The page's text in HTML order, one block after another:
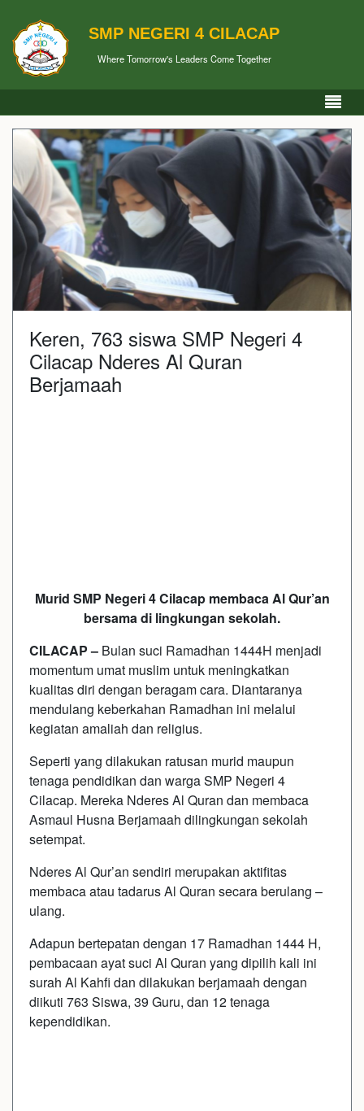
SMP NEGERI 4 CILACAP
Where Tomorrow's Leaders Come Together
Keren, 763 siswa SMP Negeri 4
Cilacap Nderes Al Quran
Berjamaah
Murid SMP Negeri 4 Cilacap membaca Al Qur’an
bersama di lingkungan sekolah.
CILACAP – Bulan suci Ramadhan 1444H menjadi
momentum umat muslim untuk meningkatkan
kualitas diri dengan beragam cara. Diantaranya
mendulang keberkahan Ramadhan ini melalui
kegiatan amaliah dan religius.
Seperti yang dilakukan ratusan murid maupun
tenaga pendidikan dan warga SMP Negeri 4
Cilacap. Mereka Nderes Al Quran dan membaca
Asmaul Husna Berjamaah dilingkungan sekolah
setempat.
Nderes Al Qur’an sendiri merupakan aktifitas
membaca atau tadarus Al Quran secara berulang –
ulang.
Adapun bertepatan dengan 17 Ramadhan 1444 H,
pembacaan ayat suci Al Quran yang dipilih kali ini
surah Al Kahfi dan dilakukan berjamaah dengan
diikuti 763 Siswa, 39 Guru, dan 12 tenaga
kependidikan.